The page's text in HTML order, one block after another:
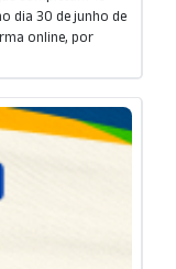
dia 30 de junho de
online, por